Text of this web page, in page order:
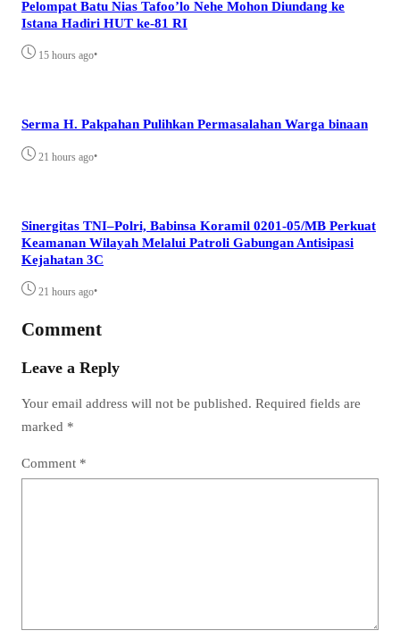
Pelompat Batu Nias Tafoo’lo Nehe Mohon Diundang ke
Istana Hadiri HUT ke-81 RI
15 hours ago•
Serma H. Pakpahan Pulihkan Permasalahan Warga binaan
21 hours ago•
Sinergitas TNI–Polri, Babinsa Koramil 0201-05/MB Perkuat
Keamanan Wilayah Melalui Patroli Gabungan Antisipasi
Kejahatan 3C
21 hours ago•
Comment
Leave a Reply
Your email address will not be published. Required fields are
marked *
Comment *